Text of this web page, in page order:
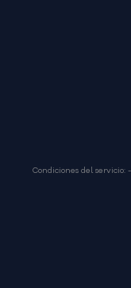
Condiciones del